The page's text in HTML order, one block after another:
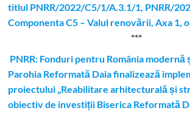
titlul PNRR/2022/C5/1/A.3.1/1, PNRR/
Componenta C5 – Valul renovării, Axa 1,
***
PNRR: Fonduri pentru România
Parohia Reformată Daia finalizează
proiectului „Reabilitare arhitecturală și
obiectiv de investiții Biserica Reformată